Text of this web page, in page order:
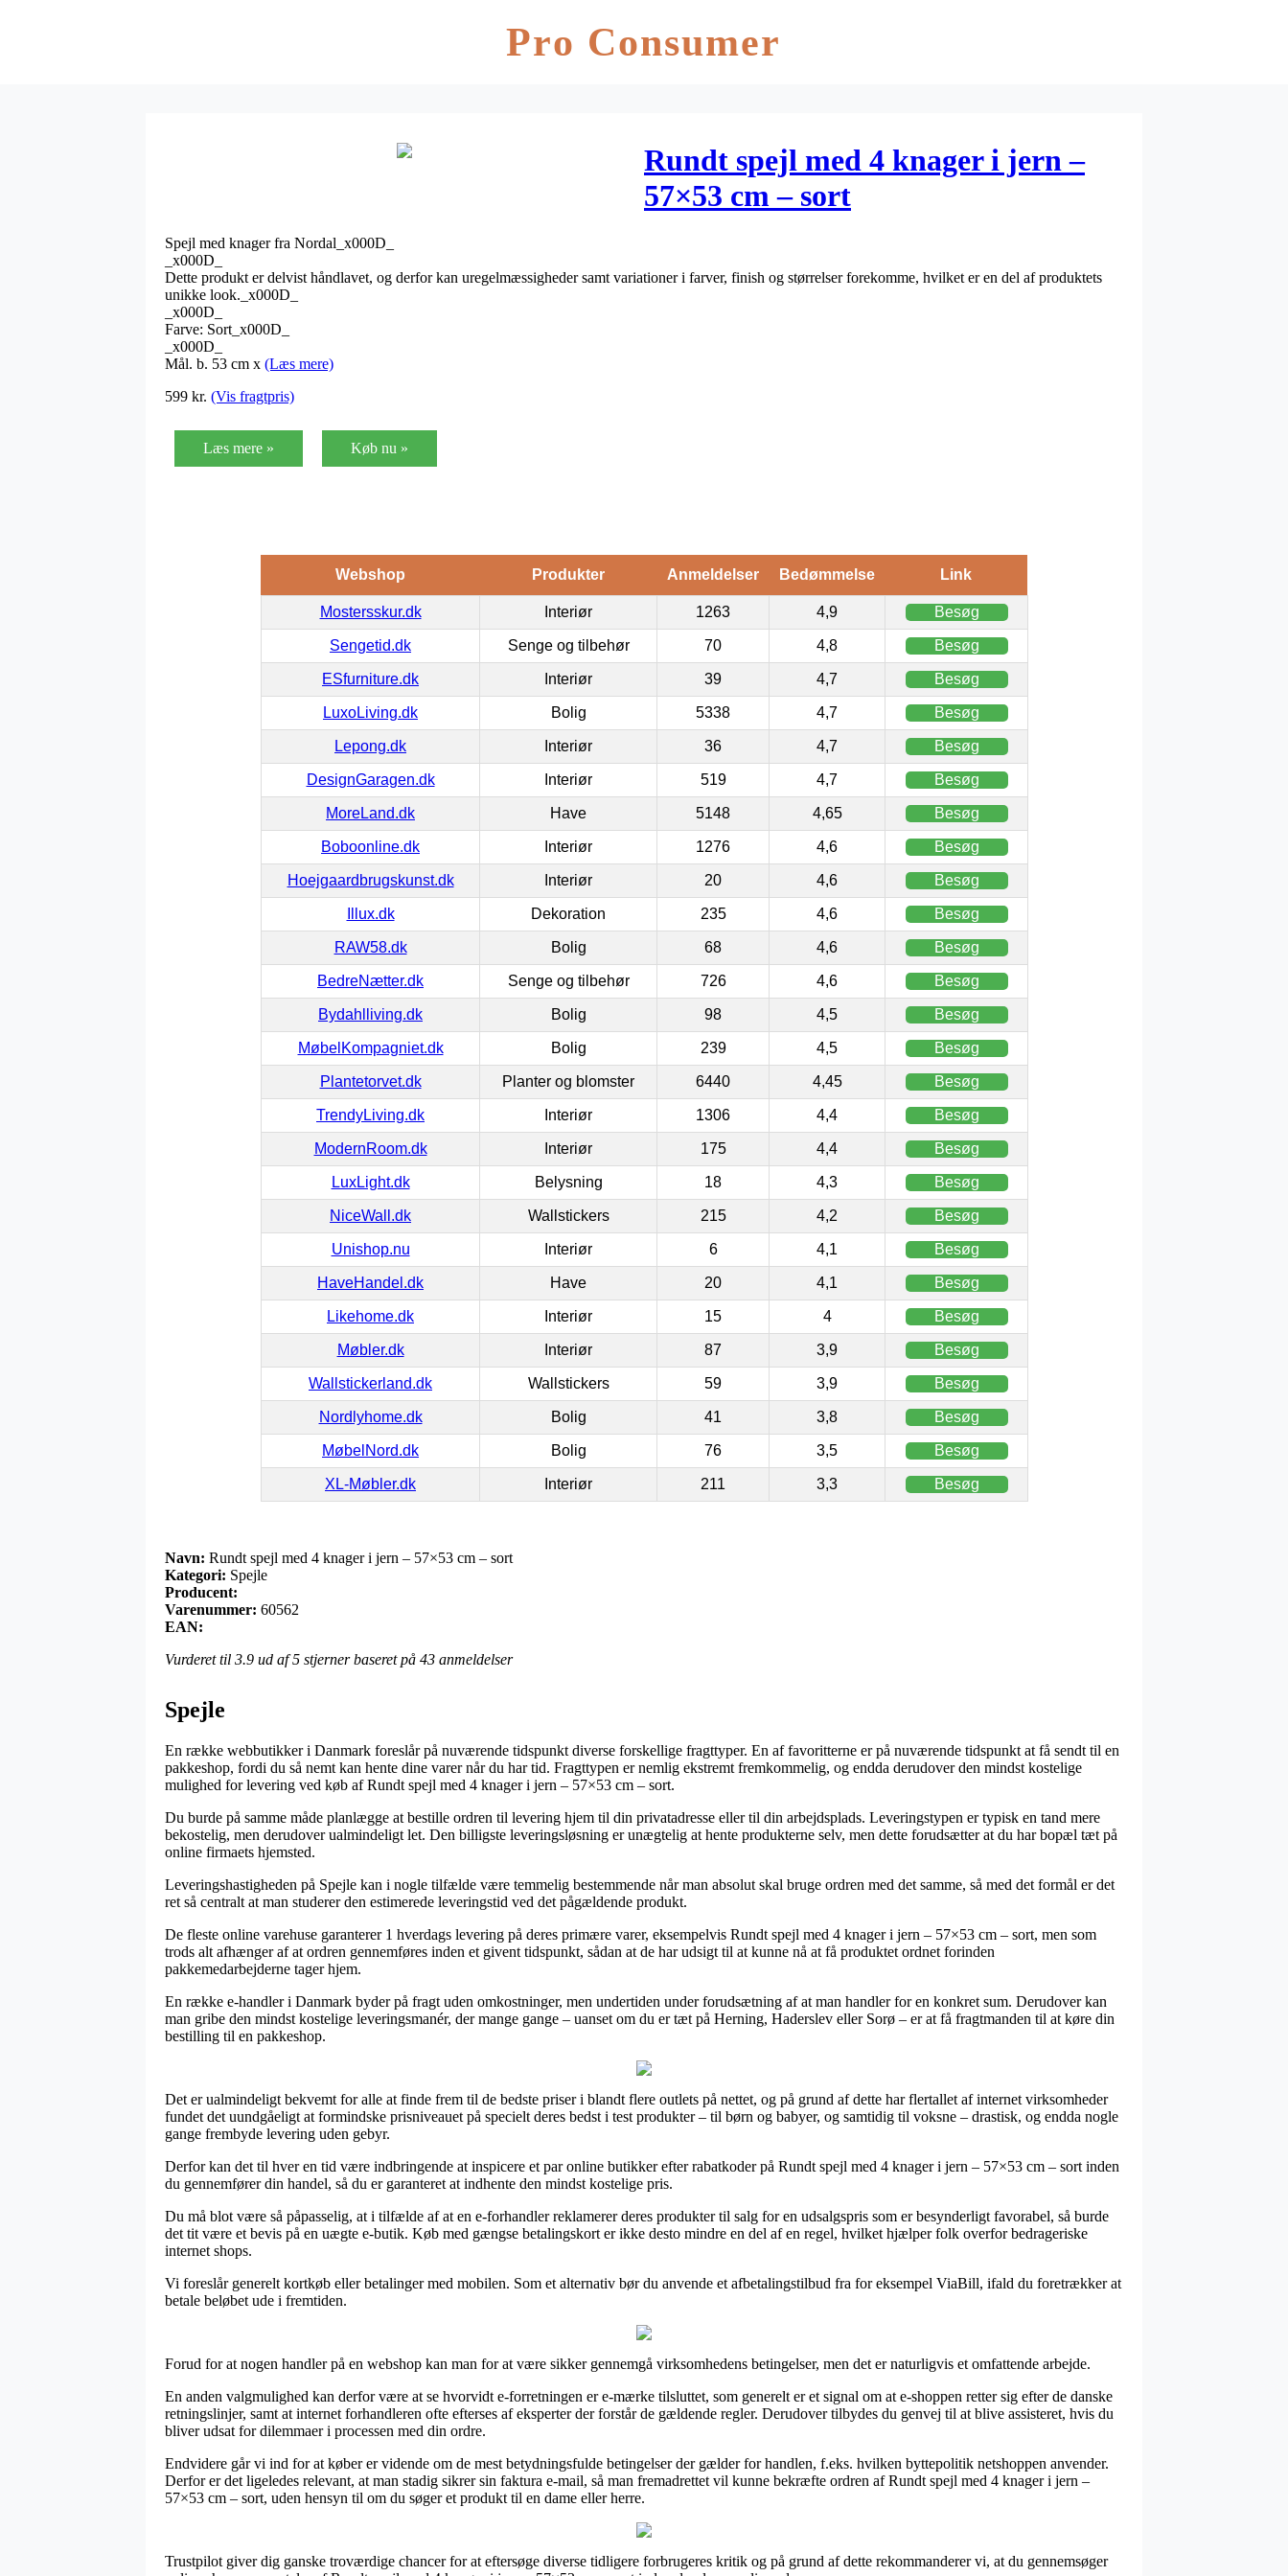
Pro Consumer
Rundt spejl med 4 knager i jern –
57×53 cm – sort
Spejl med knager fra Nordal_x000D_
_x000D_
Dette produkt er delvist håndlavet, og derfor kan uregelmæssigheder samt variationer i farver, finish og størrelser forekomme, hvilket er en del af produktets
unikke look._x000D_
_x000D_
Farve: Sort_x000D_
_x000D_
Mål. b. 53 cm x (Læs mere)
599 kr. (Vis fragtpris)
Læs mere » Køb nu »
Webshop Produkter Anmeldelser Bedømmelse Link
Mostersskur.dk Interiør 1263 4,9 Besøg
Sengetid.dk Senge og tilbehør 70 4,8 Besøg
ESfurniture.dk Interiør 39 4,7 Besøg
LuxoLiving.dk Bolig 5338 4,7 Besøg
Lepong.dk Interiør 36 4,7 Besøg
DesignGaragen.dk Interiør 519 4,7 Besøg
MoreLand.dk Have 5148 4,65 Besøg
Boboonline.dk Interiør 1276 4,6 Besøg
Hoejgaardbrugskunst.dk Interiør 20 4,6 Besøg
Illux.dk Dekoration 235 4,6 Besøg
RAW58.dk Bolig 68 4,6 Besøg
BedreNætter.dk Senge og tilbehør 726 4,6 Besøg
Bydahlliving.dk Bolig 98 4,5 Besøg
MøbelKompagniet.dk Bolig 239 4,5 Besøg
Plantetorvet.dk Planter og blomster 6440 4,45 Besøg
TrendyLiving.dk Interiør 1306 4,4 Besøg
ModernRoom.dk Interiør 175 4,4 Besøg
LuxLight.dk Belysning 18 4,3 Besøg
NiceWall.dk Wallstickers 215 4,2 Besøg
Unishop.nu Interiør 6 4,1 Besøg
HaveHandel.dk Have 20 4,1 Besøg
Likehome.dk Interiør 15 4 Besøg
Møbler.dk Interiør 87 3,9 Besøg
Wallstickerland.dk Wallstickers 59 3,9 Besøg
Nordlyhome.dk Bolig 41 3,8 Besøg
MøbelNord.dk Bolig 76 3,5 Besøg
XL-Møbler.dk Interiør 211 3,3 Besøg
Navn: Rundt spejl med 4 knager i jern – 57×53 cm – sort
Kategori: Spejle
Producent:
Varenummer: 60562
EAN:
Vurderet til 3.9 ud af 5 stjerner baseret på 43 anmeldelser
Spejle
En række webbutikker i Danmark foreslår på nuværende tidspunkt diverse forskellige fragttyper. En af favoritterne er på nuværende tidspunkt at få sendt til en
pakkeshop, fordi du så nemt kan hente dine varer når du har tid. Fragttypen er nemlig ekstremt fremkommelig, og endda derudover den mindst kostelige
mulighed for levering ved køb af Rundt spejl med 4 knager i jern – 57×53 cm – sort.
Du burde på samme måde planlægge at bestille ordren til levering hjem til din privatadresse eller til din arbejdsplads. Leveringstypen er typisk en tand mere
bekostelig, men derudover ualmindeligt let. Den billigste leveringsløsning er unægtelig at hente produkterne selv, men dette forudsætter at du har bopæl tæt på
online firmaets hjemsted.
Leveringshastigheden på Spejle kan i nogle tilfælde være temmelig bestemmende når man absolut skal bruge ordren med det samme, så med det formål er det
ret så centralt at man studerer den estimerede leveringstid ved det pågældende produkt.
De fleste online varehuse garanterer 1 hverdags levering på deres primære varer, eksempelvis Rundt spejl med 4 knager i jern – 57×53 cm – sort, men som
trods alt afhænger af at ordren gennemføres inden et givent tidspunkt, sådan at de har udsigt til at kunne nå at få produktet ordnet forinden
pakkemedarbejderne tager hjem.
En række e-handler i Danmark byder på fragt uden omkostninger, men undertiden under forudsætning af at man handler for en konkret sum. Derudover kan
man gribe den mindst kostelige leveringsmanér, der mange gange – uanset om du er tæt på Herning, Haderslev eller Sorø – er at få fragtmanden til at køre din
bestilling til en pakkeshop.
Det er ualmindeligt bekvemt for alle at finde frem til de bedste priser i blandt flere outlets på nettet, og på grund af dette har flertallet af internet virksomheder
fundet det uundgåeligt at formindske prisniveauet på specielt deres bedst i test produkter – til børn og babyer, og samtidig til voksne – drastisk, og endda nogle
gange frembyde levering uden gebyr.
Derfor kan det til hver en tid være indbringende at inspicere et par online butikker efter rabatkoder på Rundt spejl med 4 knager i jern – 57×53 cm – sort inden
du gennemfører din handel, så du er garanteret at indhente den mindst kostelige pris.
Du må blot være så påpasselig, at i tilfælde af at en e-forhandler reklamerer deres produkter til salg for en udsalgspris som er besynderligt favorabel, så burde
det tit være et bevis på en uægte e-butik. Køb med gængse betalingskort er ikke desto mindre en del af en regel, hvilket hjælper folk overfor bedrageriske
internet shops.
Vi foreslår generelt kortkøb eller betalinger med mobilen. Som et alternativ bør du anvende et afbetalingstilbud fra for eksempel ViaBill, ifald du foretrækker at
betale beløbet ude i fremtiden.
Forud for at nogen handler på en webshop kan man for at være sikker gennemgå virksomhedens betingelser, men det er naturligvis et omfattende arbejde.
En anden valgmulighed kan derfor være at se hvorvidt e-forretningen er e-mærke tilsluttet, som generelt er et signal om at e-shoppen retter sig efter de danske
retningslinjer, samt at internet forhandleren ofte efterses af eksperter der forstår de gældende regler. Derudover tilbydes du genvej til at blive assisteret, hvis du
bliver udsat for dilemmaer i processen med din ordre.
Endvidere går vi ind for at køber er vidende om de mest betydningsfulde betingelser der gælder for handlen, f.eks. hvilken byttepolitik netshoppen anvender.
Derfor er det ligeledes relevant, at man stadig sikrer sin faktura e-mail, så man fremadrettet vil kunne bekræfte ordren af Rundt spejl med 4 knager i jern –
57×53 cm – sort, uden hensyn til om du søger et produkt til en dame eller herre.
Trustpilot giver dig ganske troværdige chancer for at eftersøge diverse tidligere forbrugeres kritik og på grund af dette rekommanderer vi, at du gennemsøger